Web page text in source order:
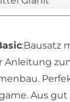
:Bausatz
Anleitung
Aus